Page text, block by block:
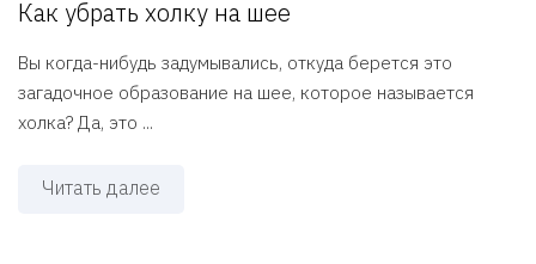
Как убрать холку на шее
Вы когда-нибудь задумывались, откуда берется это
загадочное образование на шее, которое называется
холка? Да, это ...
Читать далее